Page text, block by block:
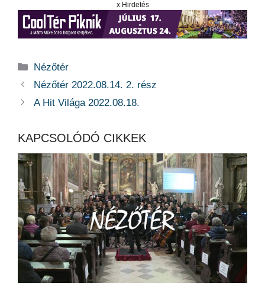
x Hirdetés
Kategória
Nézőtér
Nézőtér 2022.08.14. 2. rész
A Hit Világa 2022.08.18.
KAPCSOLÓDÓ CIKKEK